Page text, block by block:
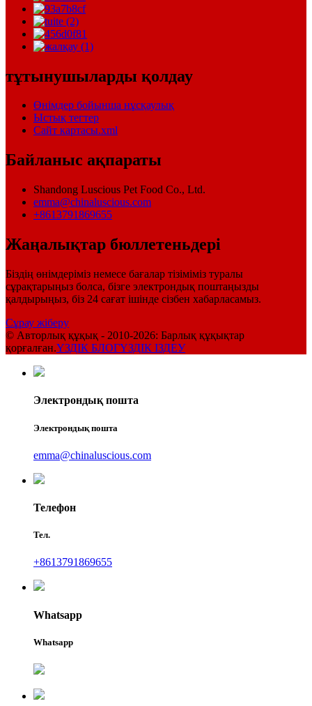
тұтынушыларды қолдау
Өнімдер бойынша нұсқаулық
Ыстық тегтер
Сайт картасы.xml
Байланыс ақпараты
Shandong Luscious Pet Food Co., Ltd.
emma@chinaluscious.com
+8613791869655
Жаңалықтар бюллетеньдері
Біздің өнімдеріміз немесе бағалар тізіміміз туралы
сұрақтарыңыз болса, бізге электрондық поштаңызды
қалдырыңыз, біз 24 сағат ішінде сізбен хабарласамыз.
Сұрау жіберу
© Авторлық құқық - 2010-2026: Барлық құқықтар
қорғалған.ҮЗДІК БЛОГҮЗДІК ІЗДЕУ
Электрондық пошта
Электрондық пошта
emma@chinaluscious.com
Телефон
Тел.
+8613791869655
Whatsapp
Whatsapp